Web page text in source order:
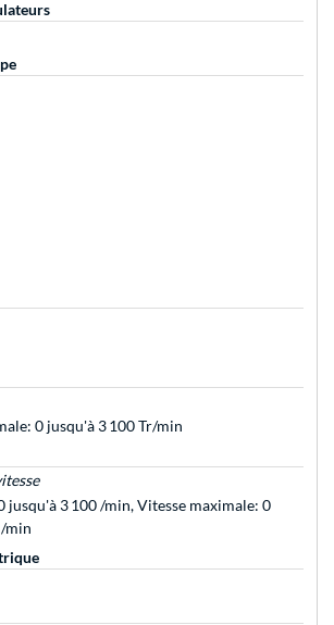
0 jusqu'à 3 100 Tr/min
jusqu'à 3 100 /min, Vitesse maximale: 0
min